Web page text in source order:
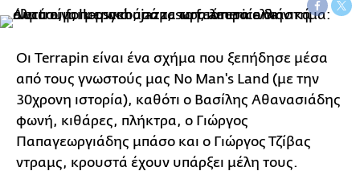
Οι Terrapin είναι ένα σχήμα που ξεπήδησε μέσα
από τους γνωστούς μας No Man's Land (με την
30χρονη ιστορία), καθότι ο Βασίλης Αθανασιάδης
φωνή, κιθάρες, πλήκτρα, ο Γιώργος
Παπαγεωργιάδης μπάσο και ο Γιώργος Τζίβας
ντραμς, κρουστά έχουν υπάρξει μέλη τους.